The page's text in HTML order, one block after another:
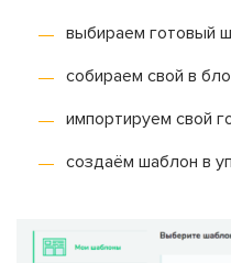
выбираем готовый
собираем свой в
импортируем свой
создаём шаблон в